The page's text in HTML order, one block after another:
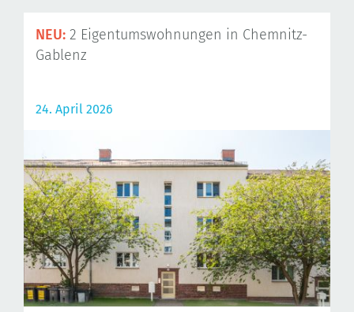
NEU: 2 Eigentumswohnungen in Chemnitz-
Gablenz
24. April 2026